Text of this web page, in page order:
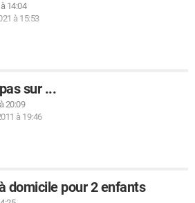
14:04
à 15:53
sur ...
20:09
à 19:46
domicile pour 2 enfants